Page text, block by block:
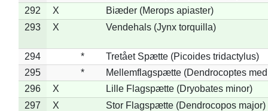
292
X
Biæder (Merops apiaster)
293
X Vendehals (Jynx torquilla)
294 *
Tretået Spætte (Picoides tridactylus)
295
*
Mellemflagspætte (Dendrocoptes
296
X
Lille Flagspætte (Dryobates minor)
297
X
Stor Flagspætte (Dendrocopos major)